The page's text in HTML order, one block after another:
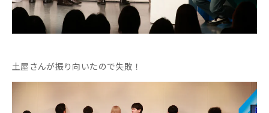
土屋さんが振り向いたので失敗！